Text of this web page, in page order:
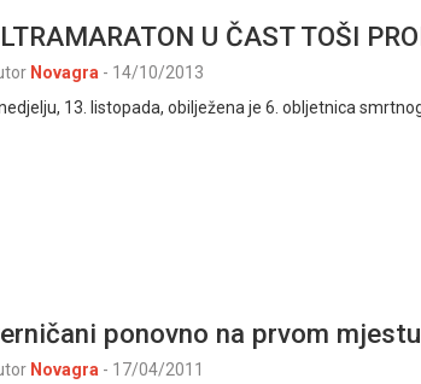
U ČAST TOŠI
Novagra - 14/10/2013
13. listopada, obilježena je 6. obljetnica
ponovno na prvom
Novagra - 17/04/2011